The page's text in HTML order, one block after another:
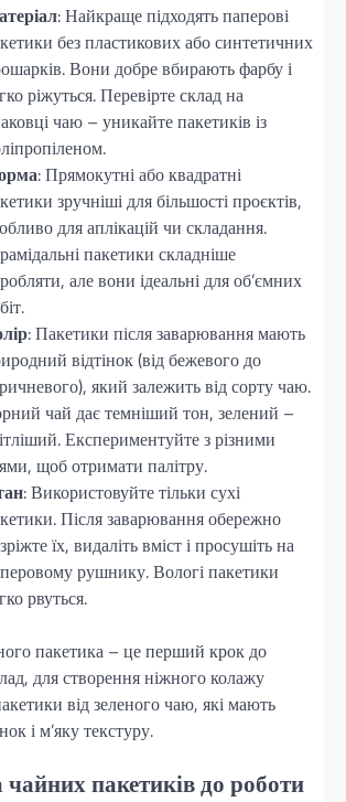
: Найкраще підходять паперові
без пластикових або синтетичних
Вони добре вбирають фарбу і
ріжуться. Перевірте склад на
чаю – уникайте пакетиків із
: Прямокутні або квадратні
зручніші для більшості проєктів,
для аплікацій чи складання.
пакетики складніше
але вони ідеальні для об’ємних
: Пакетики після заварювання мають
відтінок (від бежевого до
який залежить від сорту чаю.
чай дає темніший тон, зелений –
Експериментуйте з різними
щоб отримати палітру.
: Використовуйте тільки сухі
Після заварювання обережно
їх, видаліть вміст і просушіть на
рушнику. Вологі пакетики
рвуться.
пакетика – це перший крок до
для створення ніжного колажу
від зеленого чаю, які мають
і м’яку текстуру.
чайних пакетиків до роботи